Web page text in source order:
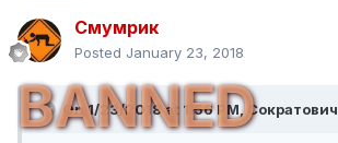
Смумрик
Posted January 23, 2018
BANNED
On 1/23/2018 at 1:56 PM, Сократович